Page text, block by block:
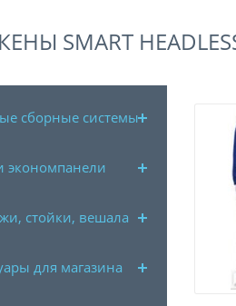
SMART
сборные системы
экономпанели
стойки, вешала
для магазина